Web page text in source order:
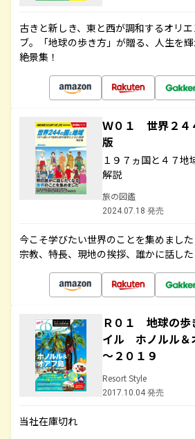
古きと新しき、東と西が調和するオリ
ブ。「地球の歩き方」が贈る、人生を
絶景集！
Ｗ０１ 世界２
版
１９７ヵ国と４７地
解説
旅の図鑑
2024.07.18 発売
今こそ学びたい世界のことを集めました
宗教、特長、現地の挨拶、誰かに話した
Ｒ０１ 地球の
イル ホノルル＆
～２０１９
Resort Style
2017.10.04 発売
当社在庫切れ